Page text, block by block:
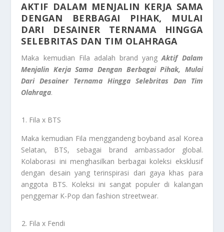
AKTIF DALAM MENJALIN KERJA SAMA
DENGAN BERBAGAI PIHAK, MULAI
DARI DESAINER TERNAMA HINGGA
SELEBRITAS DAN TIM OLAHRAGA
Maka kemudian Fila adalah brand yangAktif Dalam
Menjalin Kerja Sama Dengan Berbagai Pihak, Mulai
Dari Desainer Ternama Hingga Selebritas Dan Tim
Olahraga.
Fila x BTS
Maka kemudian Fila menggandeng boyband asal Korea
Selatan, BTS, sebagai brand ambassador global.
Kolaborasi ini menghasilkan berbagai koleksi eksklusif
dengan desain yang terinspirasi dari gaya khas para
anggota BTS. Koleksi ini sangat populer di kalangan
penggemar K-Pop dan fashion streetwear.
Fila x Fendi